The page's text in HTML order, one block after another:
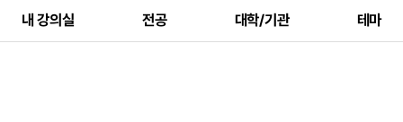
내 강의실 전공 대학/기관 테마